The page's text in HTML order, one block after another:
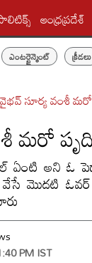
ఆంధ్రప్రదేశ్
ఎంటర్టైన్మెంట్ క్రీడలు
వైభవ్ సూర్య వంశీ
మరో
అని ఓ
వేసే మొదటి
PM IST